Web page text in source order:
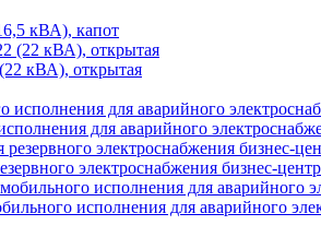
кВА), капот
кВА), открытая
для аварийного
электроснабжения бизнес-
исполнения для аварийного